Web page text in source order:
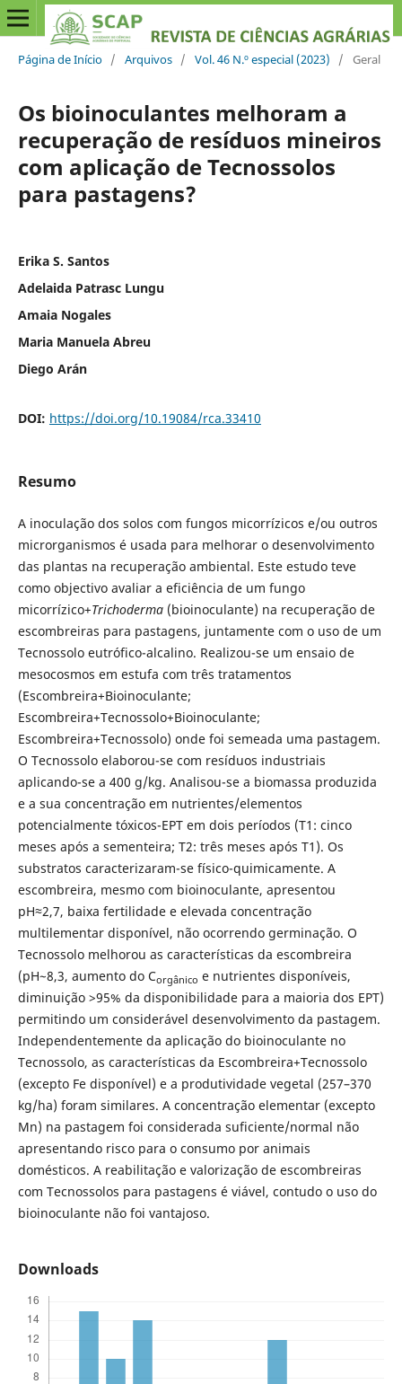
Página de Início / Arquivos / Vol. 46 N.º especial (2023) / Geral
Os bioinoculantes melhoram a
recuperação de resíduos mineiros
com aplicação de Tecnossolos
para pastagens?
Erika S. Santos
Adelaida Patrasc Lungu
Amaia Nogales
Maria Manuela Abreu
Diego Arán
DOI: https://doi.org/10.19084/rca.33410
Resumo
A inoculação dos solos com fungos micorrízicos e/ou outros
microrganismos é usada para melhorar o desenvolvimento
das plantas na recuperação ambiental. Este estudo teve
como objectivo avaliar a eficiência de um fungo
micorrízico+Trichoderma(bioinoculante) na recuperação de
escombreiras para pastagens, juntamente com o uso de um
Tecnossolo eutrófico-alcalino. Realizou-se um ensaio de
mesocosmos em estufa com três tratamentos
(Escombreira+Bioinoculante;
Escombreira+Tecnossolo+Bioinoculante;
Escombreira+Tecnossolo) onde foi semeada uma pastagem.
O Tecnossolo elaborou-se com resíduos industriais
aplicando-se a 400 g/kg. Analisou-se a biomassa produzida
e a sua concentração em nutrientes/elementos
potencialmente tóxicos-EPT em dois períodos (T1: cinco
meses após a sementeira; T2: três meses após T1). Os
substratos caracterizaram-se físico-quimicamente. A
escombreira, mesmo com bioinoculante, apresentou
pH≈2,7, baixa fertilidade e elevada concentração
multilementar disponível, não ocorrendo germinação. O
Tecnossolo melhorou as características da escombreira
(pH~8,3, aumento do Corgânico e nutrientes disponíveis,
diminuição >95% da disponibilidade para a maioria dos EPT)
permitindo um considerável desenvolvimento da pastagem.
Independentemente da aplicação do bioinoculante no
Tecnossolo, as características da Escombreira+Tecnossolo
(excepto Fe disponível) e a produtividade vegetal (257–370
kg/ha) foram similares. A concentração elementar (excepto
Mn) na pastagem foi considerada suficiente/normal não
apresentando risco para o consumo por animais
domésticos. A reabilitação e valorização de escombreiras
com Tecnossolos para pastagens é viável, contudo o uso do
bioinoculante não foi vantajoso.
Downloads